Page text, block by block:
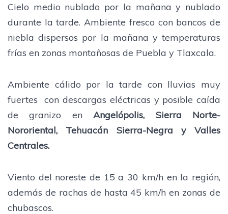
Cielo medio nublado por la mañana y nublado
durante la tarde. Ambiente fresco con bancos de
niebla dispersos por la mañana y temperaturas
frías en zonas montañosas de Puebla y Tlaxcala.
Ambiente cálido por la tarde con lluvias muy
fuertes con descargas eléctricas y posible caída
de granizo enAngelópolis, Sierra Norte-
Nororiental, Tehuacán Sierra-Negra y Valles
Centrales.
Viento del noreste de 15 a 30 km/h en la región,
además de rachas de hasta 45 km/h en zonas de
chubascos.